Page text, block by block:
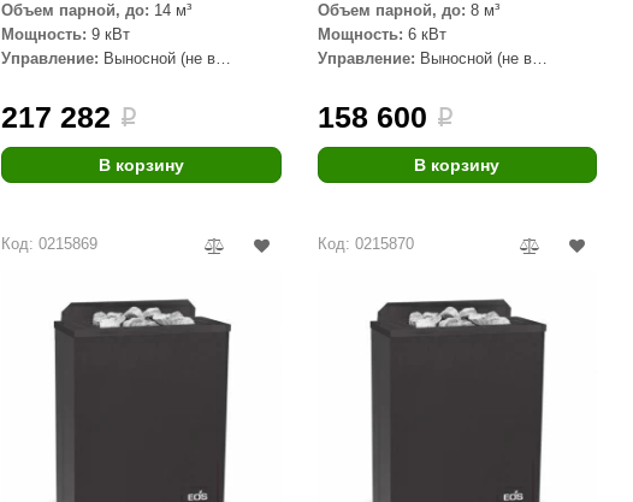
Kvimol
Объем парной, до: 14 м³
Мощность: 9 кВт
Управление: Выносной (не в
217 282 i
В корзину
Объем парной, до: 8 м³
Мощность: 6 кВт
Управление: Выносной (не в
158 600 i
В корзину
Код: 0215869 Код: 0215870